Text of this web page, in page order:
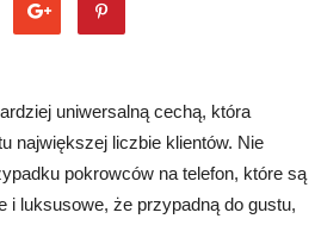
uniwersalną cechą, która
największej liczbie klientów. Nie
pokrowców na telefon, które są
i luksusowe, że przypadną do gustu,